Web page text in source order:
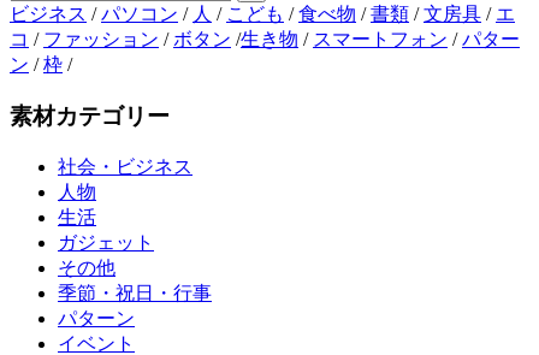
ビジネス /パソコン / 人 / こども /食べ物 /書類 /文房具 / エ
コ / ファッション / ボタン /生き物 / スマートフォン /パター
ン /枠 /
素材カテゴリー
社会・ビジネス
人物
生活
ガジェット
その他
季節・祝日・行事
パターン
イベント